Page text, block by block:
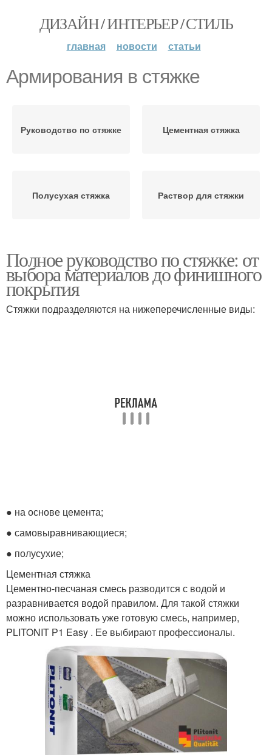
ДИЗАЙН / ИНТЕРЬЕР / СТИЛЬ
главная новости статьи
Армирования в стяжке
Руководство по стяжке Цементная стяжка
Полусухая стяжка Раствор для стяжки
Полное руководство по стяжке: от
выбора материалов до финишного
покрытия
Стяжки подразделяются на нижеперечисленные виды:
● на основе цемента;
● самовыравнивающиеся;
● полусухие;
Цементная стяжка
Цементно-песчаная смесь разводится с водой и
разравнивается водой правилом. Для такой стяжки
можно использовать уже готовую смесь, например,
PLITONIT Р1 Easy . Ее выбирают профессионалы.